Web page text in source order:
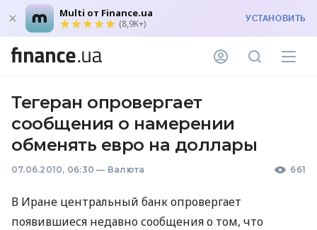
Multi от Finance.ua
(8,9K+) УСТАНОВИТЬ
Тегеран опровергает
сообщения о намерении
обменять евро на доллары
07.06.2010, 06:30 — Валюта 661
В Иране центральный банк опровергает
появившиеся недавно сообщения о том, что